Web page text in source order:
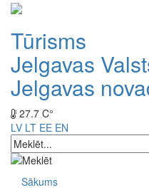
Tūrisms
Jelgavas
Jelgavas
27.7 C°
LV LT EE EN
Sākums